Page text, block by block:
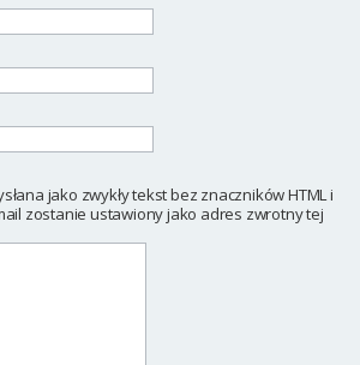
jako zwykły tekst bez znaczników HTML i
zostanie ustawiony jako adres zwrotny tej